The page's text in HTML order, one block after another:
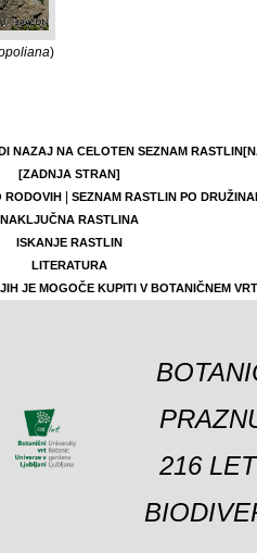
)
NAZAJ NA CELOTEN SEZNAM RASTLIN
[ZADNJA STRAN]
RODOVIH|
SEZNAM RASTLIN PO
NAKLJUČNA RASTLINA
ISKANJE RASTLIN
LITERATURA
JE MOGOČE KUPITI V BOTANIČNEM
216